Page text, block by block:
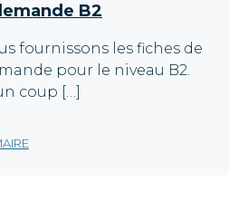
B2
fournissons les fiches de
pour le niveau B2.
coup […]